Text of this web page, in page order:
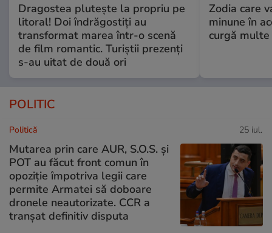
Dragostea plutește la propriu pe
litoral! Doi îndrăgostiți au
transformat marea într-o scenă
de film romantic. Turiștii prezenți
s-au uitat de două ori
Zodia care
minune în
curgă
POLITIC
Politică 25 iul.
Mutarea prin care AUR, S.O.S. și
POT au făcut front comun în
opoziție împotriva legii care
permite Armatei să doboare
dronele neautorizate. CCR a
tranșat definitiv disputa